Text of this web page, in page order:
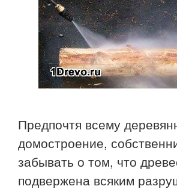
Предпочтя всему
домостроение,
забывать о том, что
подвержена всяким